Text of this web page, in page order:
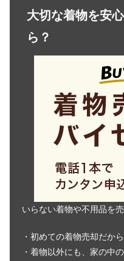
大切な着物を安
ら？
いらない着物や不用品を
・初めての着物売却だか
・着物以外にも、家の中